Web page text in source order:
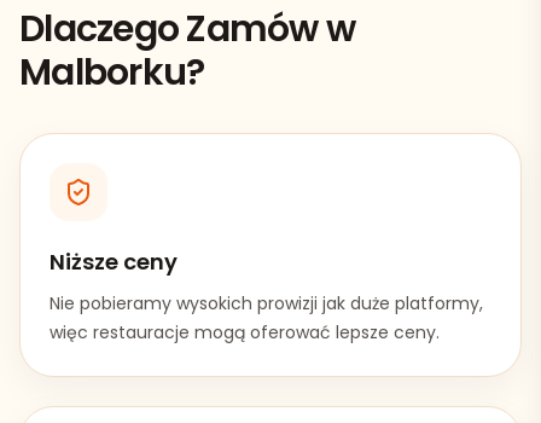
Dlaczego Zamów w
Malborku?
Niższe ceny
Nie pobieramy wysokich prowizji jak duże platformy,
więc restauracje mogą oferować lepsze ceny.